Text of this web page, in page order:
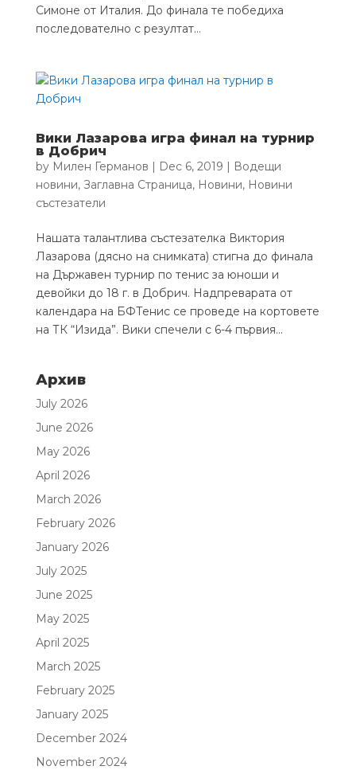
Симоне от Италия. До финала те победиха
последователно с резултат...
Вики Лазарова игра финал на турнир
в Добрич
by Милен Германов | Dec 6, 2019 | Водещи
новини, Заглавна Страница, Новини, Новини
състезатели
Нашата талантлива състезателка Виктория
Лазарова (дясно на снимката) стигна до финала
на Държавен турнир по тенис за юноши и
девойки до 18 г. в Добрич. Надпреварата от
календара на БФТенис се проведе на кортовете
на ТК “Изида”. Вики спечели с 6-4 първия...
Архив
July 2026
June 2026
May 2026
April 2026
March 2026
February 2026
January 2026
July 2025
June 2025
May 2025
April 2025
March 2025
February 2025
January 2025
December 2024
November 2024